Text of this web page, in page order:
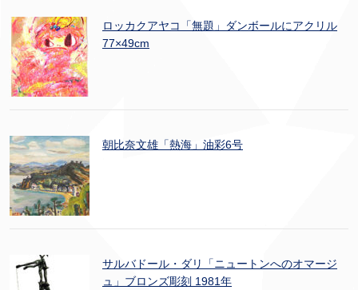
ロッカクアヤコ「無題」ダンボールにアクリル
77×49cm
朝比奈文雄「熱海」油彩6号
サルバドール・ダリ「ニュートンへのオマージ
ュ」ブロンズ彫刻 1981年